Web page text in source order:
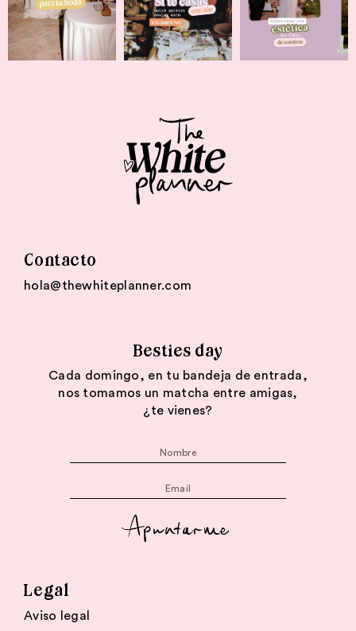
Contacto
hola@thewhiteplanner.com
Besties day
Cada domingo, en tu bandeja de entrada,
nos tomamos un matcha entre amigas,
¿te vienes?
Apuntarme
Legal
Aviso legal